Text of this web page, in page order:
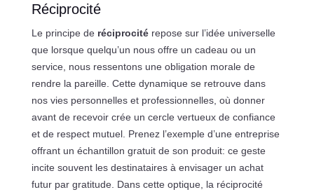
Réciprocité
Le principe de réciprocitérepose sur l’idée universelle
que lorsque quelqu’un nous offre un cadeau ou un
service, nous ressentons une obligation morale de
rendre la pareille. Cette dynamique se retrouve dans
nos vies personnelles et professionnelles, où donner
avant de recevoir crée un cercle vertueux de confiance
et de respect mutuel. Prenez l’exemple d’une entreprise
offrant un échantillon gratuit de son produit: ce geste
incite souvent les destinataires à envisager un achat
futur par gratitude. Dans cette optique, la réciprocité